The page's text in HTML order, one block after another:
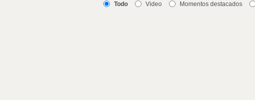
Todo Video Momentos destacados